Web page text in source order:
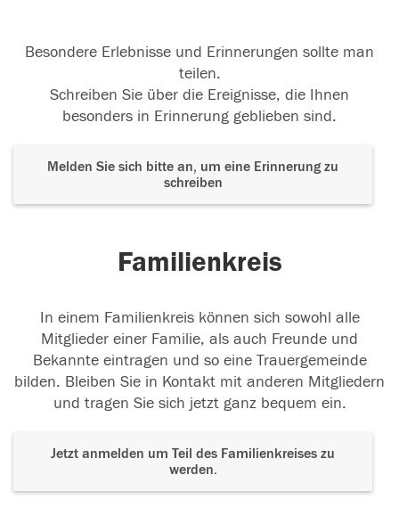
Besondere Erlebnisse und Erinnerungen sollte man
teilen.
Schreiben Sie über die Ereignisse, die Ihnen
besonders in Erinnerung geblieben sind.
Melden Sie sich bitte an, um eine Erinnerung zu
schreiben
Familienkreis
In einem Familienkreis können sich sowohl alle
Mitglieder einer Familie, als auch Freunde und
Bekannte eintragen und so eine Trauergemeinde
bilden. Bleiben Sie in Kontakt mit anderen Mitgliedern
und tragen Sie sich jetzt ganz bequem ein.
Jetzt anmelden um Teil des Familienkreises zu
werden.